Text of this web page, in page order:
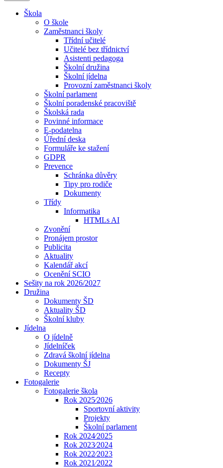
Škola
O škole
Zaměstnanci školy
Třídní učitelé
Učitelé bez třídnictví
Asistenti pedagoga
Školní družina
Školní jídelna
Provozní zaměstnanci školy
Školní parlament
Školní poradenské pracoviště
Školská rada
Povinné informace
E-podatelna
Úřední deska
Formuláře ke stažení
GDPR
Prevence
Schránka důvěry
Tipy pro rodiče
Dokumenty
Třídy
Informatika
HTMLs AI
Zvonění
Pronájem prostor
Publicita
Aktuality
Kalendář akcí
Ocenění SCIO
Sešity na rok 2026/2027
Družina
Dokumenty ŠD
Aktuality ŠD
Školní kluby
Jídelna
O jídelně
Jídelníček
Zdravá školní jídelna
Dokumenty ŠJ
Recepty
Fotogalerie
Fotogalerie škola
Rok 2025⁄2026
Sportovní aktivity
Projekty
Školní parlament
Rok 2024⁄2025
Rok 2023⁄2024
Rok 2022⁄2023
Rok 2021⁄2022